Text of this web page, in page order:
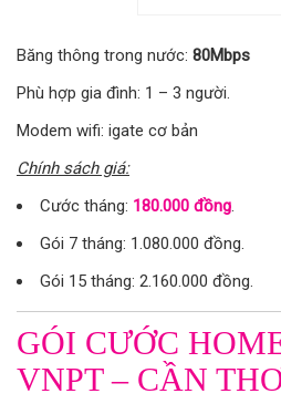
Băng thông trong nước: 80Mbps
Phù hợp gia đình: 1 – 3 người.
Modem wifi: igate cơ bản
Chính sách giá:
Cước tháng: 180.000 đồng.
Gói 7 tháng: 1.080.000 đồng.
Gói 15 tháng: 2.160.000 đồng.
GÓI CƯỚC
VNPT – CẦN